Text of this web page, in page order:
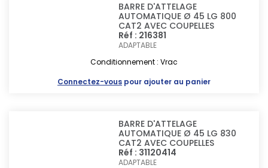
BARRE D'ATTELAGE
AUTOMATIQUE Ø 45 LG 800
CAT2 AVEC COUPELLES
Réf : 216381
ADAPTABLE
Conditionnement : Vrac
Connectez-vous pour ajouter au panier
BARRE D'ATTELAGE
AUTOMATIQUE Ø 45 LG 830
CAT2 AVEC COUPELLES
Réf : 31120414
ADAPTABLE